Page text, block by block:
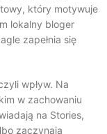
który motywuje
lokalny bloger
zapełnia się
wpływ. Na
w zachowaniu
na Stories,
zaczynają